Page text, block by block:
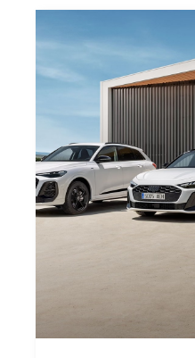
conductores […]